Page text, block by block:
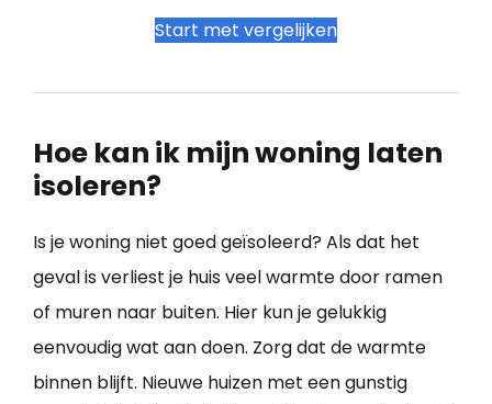
Start met vergelijken
Hoe kan ik mijn woning laten
isoleren?
Is je woning niet goed geïsoleerd? Als dat het
geval is verliest je huis veel warmte door ramen
of muren naar buiten. Hier kun je gelukkig
eenvoudig wat aan doen. Zorg dat de warmte
binnen blijft. Nieuwe huizen met een gunstig